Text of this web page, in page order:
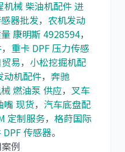
机械 柴油机配件 进
器批发， 农机发动
康明斯 4928594，
， 重卡 DPF 压力传感
易， 小松挖掘机配
动机配件， 奔驰
燃油泵 供应， 叉车
嘴 现货， 汽车底盘配
定制服务， 格莳国际
DPF 传感器。
例